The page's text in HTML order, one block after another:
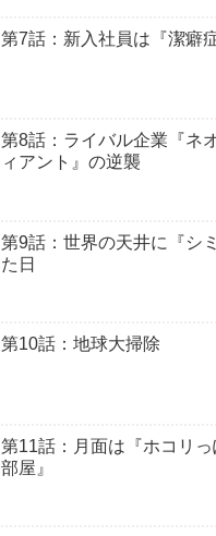
第7話：新入社員は『潔癖
第8話：ライバル企業『ネ
ィアント』の逆襲
第9話：世界の天井に『シ
た日
第10話：地球大掃除
第11話：月面は『ホコリ
部屋』